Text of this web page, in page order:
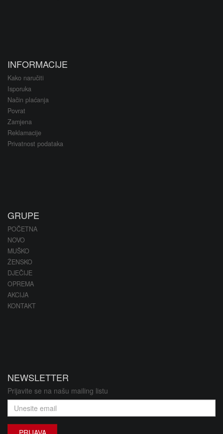
INFORMACIJE
Kako naručiti
Isporuka
Način plaćanja
Povrat
Zamjena
Reklamacije
Privatnost podataka
GRUPE
POČETNA
NOVO
MUŠKO
ŽENSKO
DJEČIJE
OPREMA
AKCIJA
KONTAKT
NEWSLETTER
Prijavite se na našu mailing listu